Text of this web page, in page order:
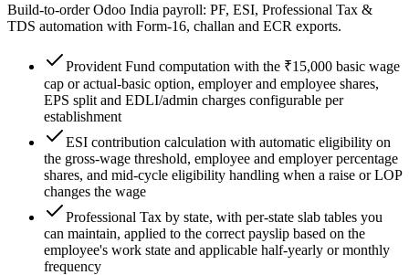
Build-to-order Odoo India payroll: PF, ESI, Professional Tax &
TDS automation with Form-16, challan and ECR exports.
Provident Fund computation with the ₹15,000 basic wage
cap or actual-basic option, employer and employee shares,
EPS split and EDLI/admin charges configurable per
establishment
ESI contribution calculation with automatic eligibility on
the gross-wage threshold, employee and employer percentage
shares, and mid-cycle eligibility handling when a raise or LOP
changes the wage
Professional Tax by state, with per-state slab tables you
can maintain, applied to the correct payslip based on the
employee's work state and applicable half-yearly or monthly
frequency